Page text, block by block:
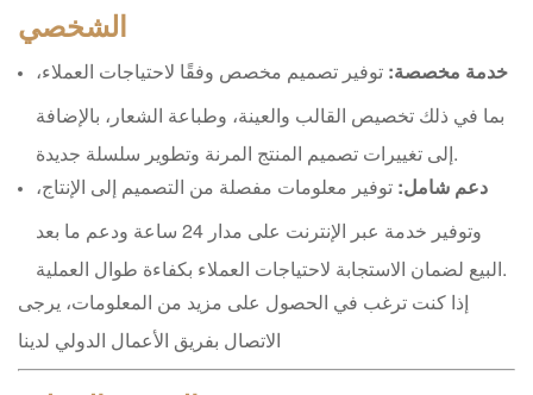
الشخصي
خدمة مخصصة: توفير تصميم مخصص وفقًا لاحتياجات العملاء،
بما في ذلك تخصيص القالب والعينة، وطباعة الشعار، بالإضافة
دعم شامل: توفير معلومات مفصلة من التصميم إلى الإنتاج،
وتوفير خدمة عبر الإنترنت على مدار 24 ساعة ودعم ما بعد
إذا كنت ترغب في الحصول على مزيد من المعلومات، يرجى
الاتصال بفريق الأعمال الدولي لدينا